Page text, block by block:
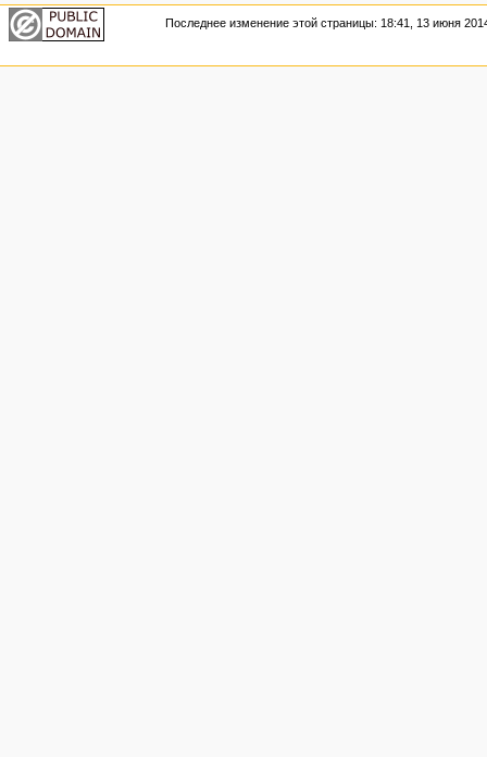
Последнее изменение этой страницы: 18:41, 13 июня